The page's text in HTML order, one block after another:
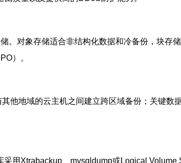
。对象存储适合非结构化数据和冷备份，块存
）。
他地域的云主机之间建立跨区域备份；关键
用Xtrabackup、mysqldump或Logical